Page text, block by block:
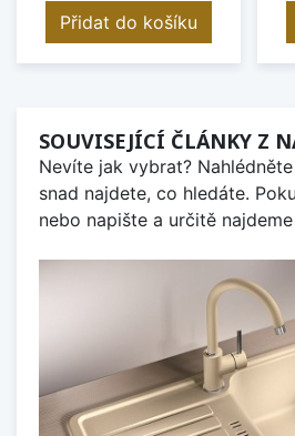
Přidat do košíku
SOUVISEJÍCÍ ČLÁNKY Z
Nevíte jak vybrat?
snad najdete, co hledáte.
nebo napište a určitě